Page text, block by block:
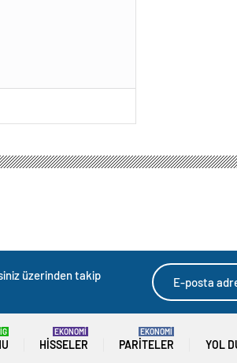
İSTOÇ’u ziyaret etti
Başkan Adayı